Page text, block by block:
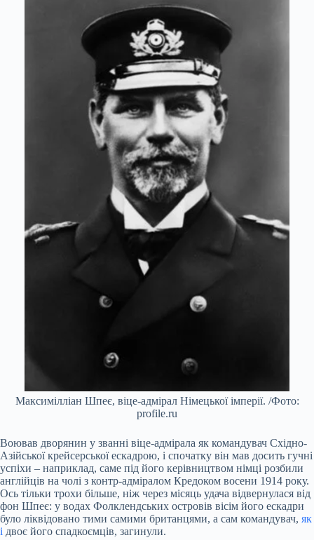
Максимілліан Шпеє, віце-адмірал Німецької імперії. /Фото:
profile.ru
Воював дворянин у званні віце-адмірала як командувач Східно-
Азійської крейсерської ескадрою, і спочатку він мав досить гучні
успіхи – наприклад, саме під його керівництвом німці розбили
англійців на чолі з контр-адміралом Кредоком восени 1914 року.
Ось тільки трохи більше, ніж через місяць удача відвернулася від
фон Шпеє: у водах Фолклендських островів вісім його ескадри
було ліквідовано тими самими британцями, а сам командувач, як
і двоє його спадкоємців, загинули.